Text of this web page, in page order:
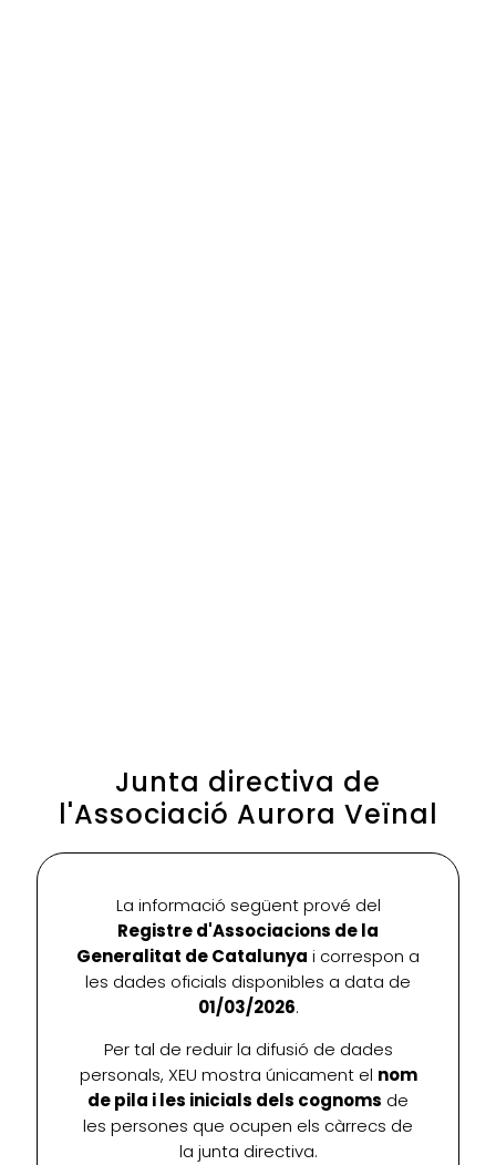
Junta directiva de
l'Associació Aurora Veïnal
La informació següent prové del
Registre d'Associacions de la
Generalitat de Catalunya i correspon a
les dades oficials disponibles a data de
01/03/2026.
Per tal de reduir la difusió de dades
personals, XEU mostra únicament el nom
de pila i les inicials dels cognoms de
les persones que ocupen els càrrecs de
la junta directiva.